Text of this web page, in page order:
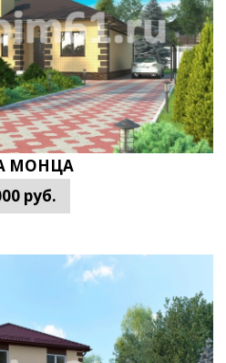
). Проекты домов из
не составит труда.
оперативно, каждый пункт
МОНЦА
руб.